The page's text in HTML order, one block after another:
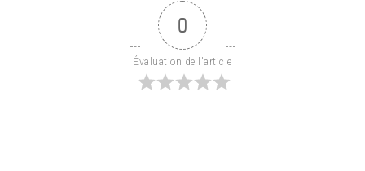
0
Évaluation de l'article